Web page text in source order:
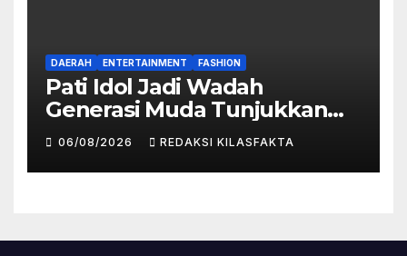
DAERAH ENTERTAINMENT FASHION
Pati Idol Jadi Wadah
Generasi Muda Tunjukkan
Bakat, Pemkab Pati Dorong
Lahirnya Talenta Baru
06/08/2026 REDAKSI KILASFAKTA